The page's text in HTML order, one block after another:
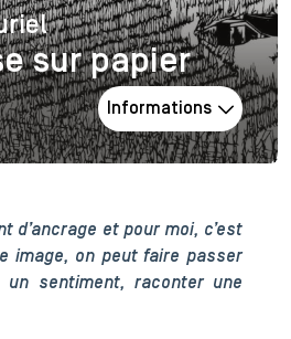
Muriel
sur papier
Informations
d’ancrage et pour moi, c’est
image, on peut faire passer
un sentiment, raconter une